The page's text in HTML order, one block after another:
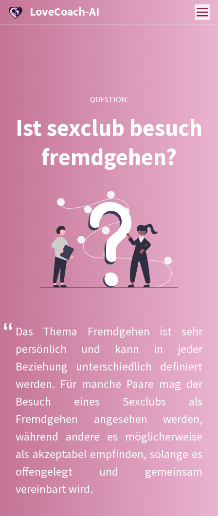
LoveCoach-AI
QUESTION:
Ist sexclub besuch
fremdgehen?
Das Thema Fremdgehen ist sehr
persönlich und kann in jeder
Beziehung unterschiedlich definiert
werden. Für manche Paare mag der
Besuch eines Sexclubs als
Fremdgehen angesehen werden,
während andere es möglicherweise
als akzeptabel empfinden, solange es
offengelegt und gemeinsam
vereinbart wird.